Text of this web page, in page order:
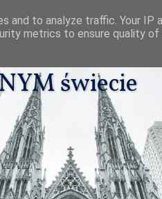
świecie
to analyze traffic. Your IP
metrics to ensure quality of